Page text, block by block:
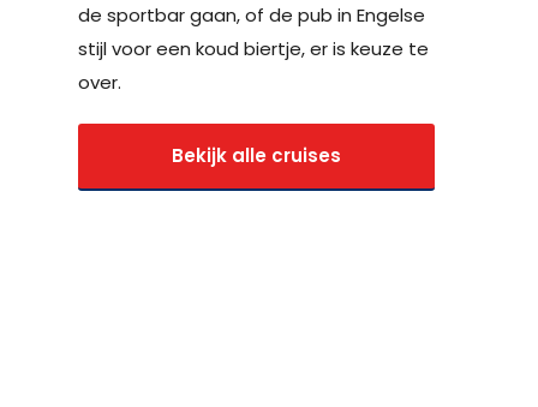
de sportbar gaan, of de pub in Engelse
stijl voor een koud biertje, er is keuze te
over.
Bekijk alle cruises